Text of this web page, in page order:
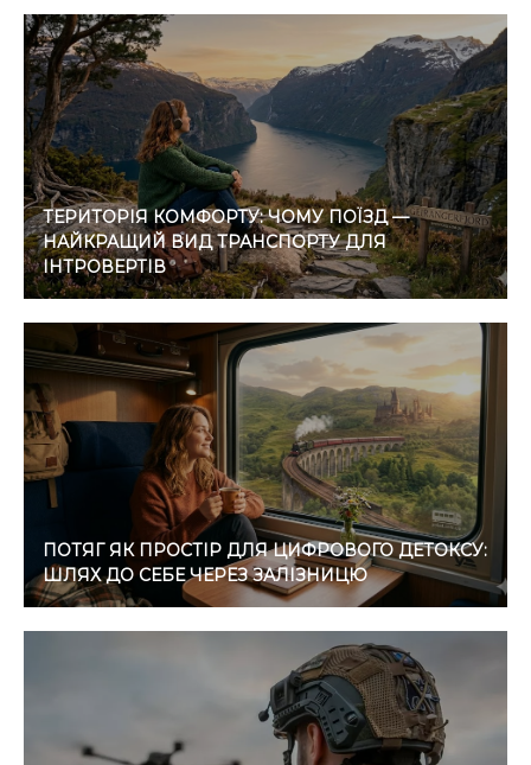
ТЕРИТОРІЯ КОМФОРТУ: ЧОМУ ПОЇЗД —
НАЙКРАЩИЙ ВИД ТРАНСПОРТУ ДЛЯ
ІНТРОВЕРТІВ
ПОТЯГ ЯК ПРОСТІР ДЛЯ ЦИФРОВОГО ДЕТОКСУ:
ШЛЯХ ДО СЕБЕ ЧЕРЕЗ ЗАЛІЗНИЦЮ